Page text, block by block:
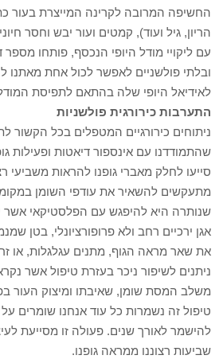
החשיפה המרובה לקרינה המייצרת בעור
הריון, גיל ועוד), קמטים ועור יבש וחסר
עם ליקויי מודל היופי הנכסף, פותחו מספר
ובלתי פולשניים לאפשר לכול אחת מאתנו
לאידיאל היופי שלה בהתאם לתפיסת
התערבות כירורגית פולשניות
ניתוחים כירורגיים המטפלים בכל הקשור
שהתמודדנו עם אינספור דיאטות ופעילות
סייעו לחלק מאברי גופנו להראות משביעי
מתעקשים להשאיר את עודפי השומן
שנותרה היא להיפגש עם הפלסטיקאי אשר
אגן ירכיים רחב ולא פרופורציונלי, בטן
את שאר מראה הגוף, מתנים עגלגלות, או
משלב המסת שומן, שאיבתו ומיצוק העור
טיפול זה נשמרות כל עוד אנחנו שומרים על
להישמר לאורך שנים. פעולה זו מסייעת
שביעות רצוננו ממראה גופנו.